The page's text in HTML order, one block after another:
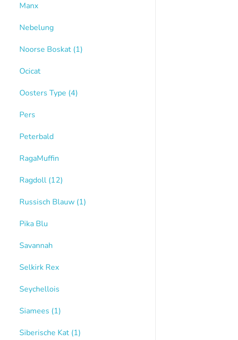
Manx
Nebelung
Noorse Boskat (1)
Ocicat
Oosters Type (4)
Pers
Peterbald
RagaMuffin
Ragdoll (12)
Russisch Blauw (1)
Pika Blu
Savannah
Selkirk Rex
Seychellois
Siamees (1)
Siberische Kat (1)